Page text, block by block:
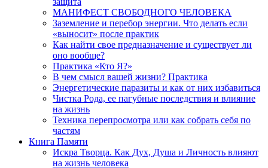
МАНИФЕСТ СВОБОДНОГО ЧЕЛОВЕКА
Заземление и перебор энергии. Что делать если
«выносит» после практик
Как найти свое предназначение и существует ли
оно вообще?
Практика «Кто Я?»
В чем смысл вашей жизни? Практика
Энергетические паразиты и как от них избавиться
Чистка Рода, ее пагубные последствия и влияние
на жизнь
Техника перепросмотра или как собрать себя по
частям
Книга Памяти
Искра Творца. Как Дух, Душа и Личность влияют
на жизнь человека